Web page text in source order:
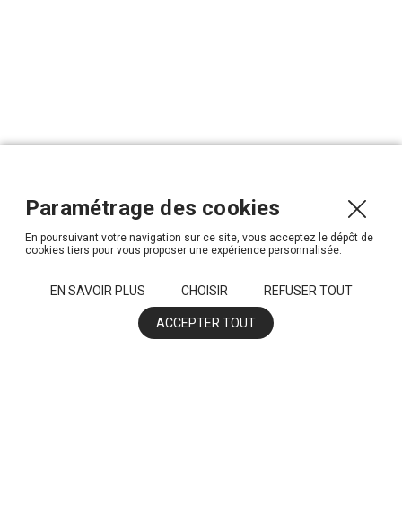
Paramétrage des cookies
En poursuivant votre navigation sur ce site, vous acceptez le dépôt de
cookies tiers pour vous proposer une expérience personnalisée.
EN SAVOIR PLUS CHOISIR REFUSER TOUT
ACCEPTER TOUT